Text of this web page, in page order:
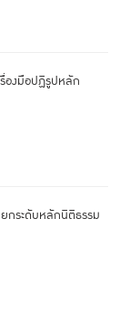
า การแพร่ระบาด
ะอย่างยิ่งในกลุ่มผู้
ล่าวด้วยว่า ต้อง
อยตัว จากรายงาน
เกิดการระบาดของ
วมอธิบายถึงคู่มือใน
บ่งชี้ความต้องการ
ามผิด ส่วนที่ 2.
บัติที่ดีในประเทศ
องมือปฏิรูปหลัก
กระดับหลักนิติธรรม